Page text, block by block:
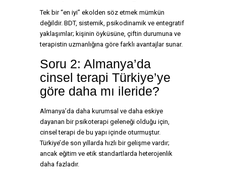
Tek bir “en iyi” ekolden söz etmek mümkün
değildir. BDT, sistemik, psikodinamik ve entegratif
yaklaşımlar; kişinin öyküsüne, çiftin durumuna ve
terapistin uzmanlığına göre farklı avantajlar sunar.
Soru 2: Almanya’da
cinsel terapi Türkiye’ye
göre daha mı ileride?
Almanya’da daha kurumsal ve daha eskiye
dayanan bir psikoterapi geleneği olduğu için,
cinsel terapi de bu yapı içinde oturmuştur.
Türkiye’de son yıllarda hızlı bir gelişme vardır;
ancak eğitim ve etik standartlarda heterojenlik
daha fazladır.